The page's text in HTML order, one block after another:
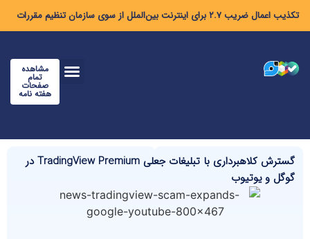
تکذیب اعمال ضریب ۲.۷ برای اینترنت بین‌الملل از سوی سازمان تنظیم مقررات
مشاهده
تمام
صفحات
هفته نامه
گسترش کلاهبرداری با تبلیغات جعلی TradingView Premium در
گوگل و یوتیوب